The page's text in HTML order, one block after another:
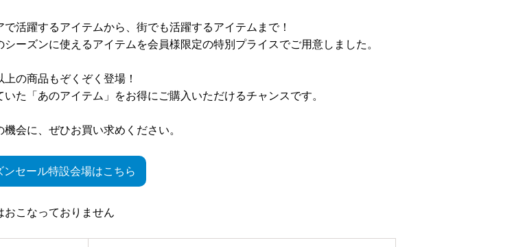
で活躍するアイテムから、街でも活躍するアイテムまで！
シーズンに使えるアイテムを会員様限定の特別プライスでご用意しました。
上の商品もぞくぞく登場！
いた「あのアイテム」をお得にご購入いただけるチャンスです。
機会に、ぜひお買い求めください。
セール特設会場はこちら
こなっておりません